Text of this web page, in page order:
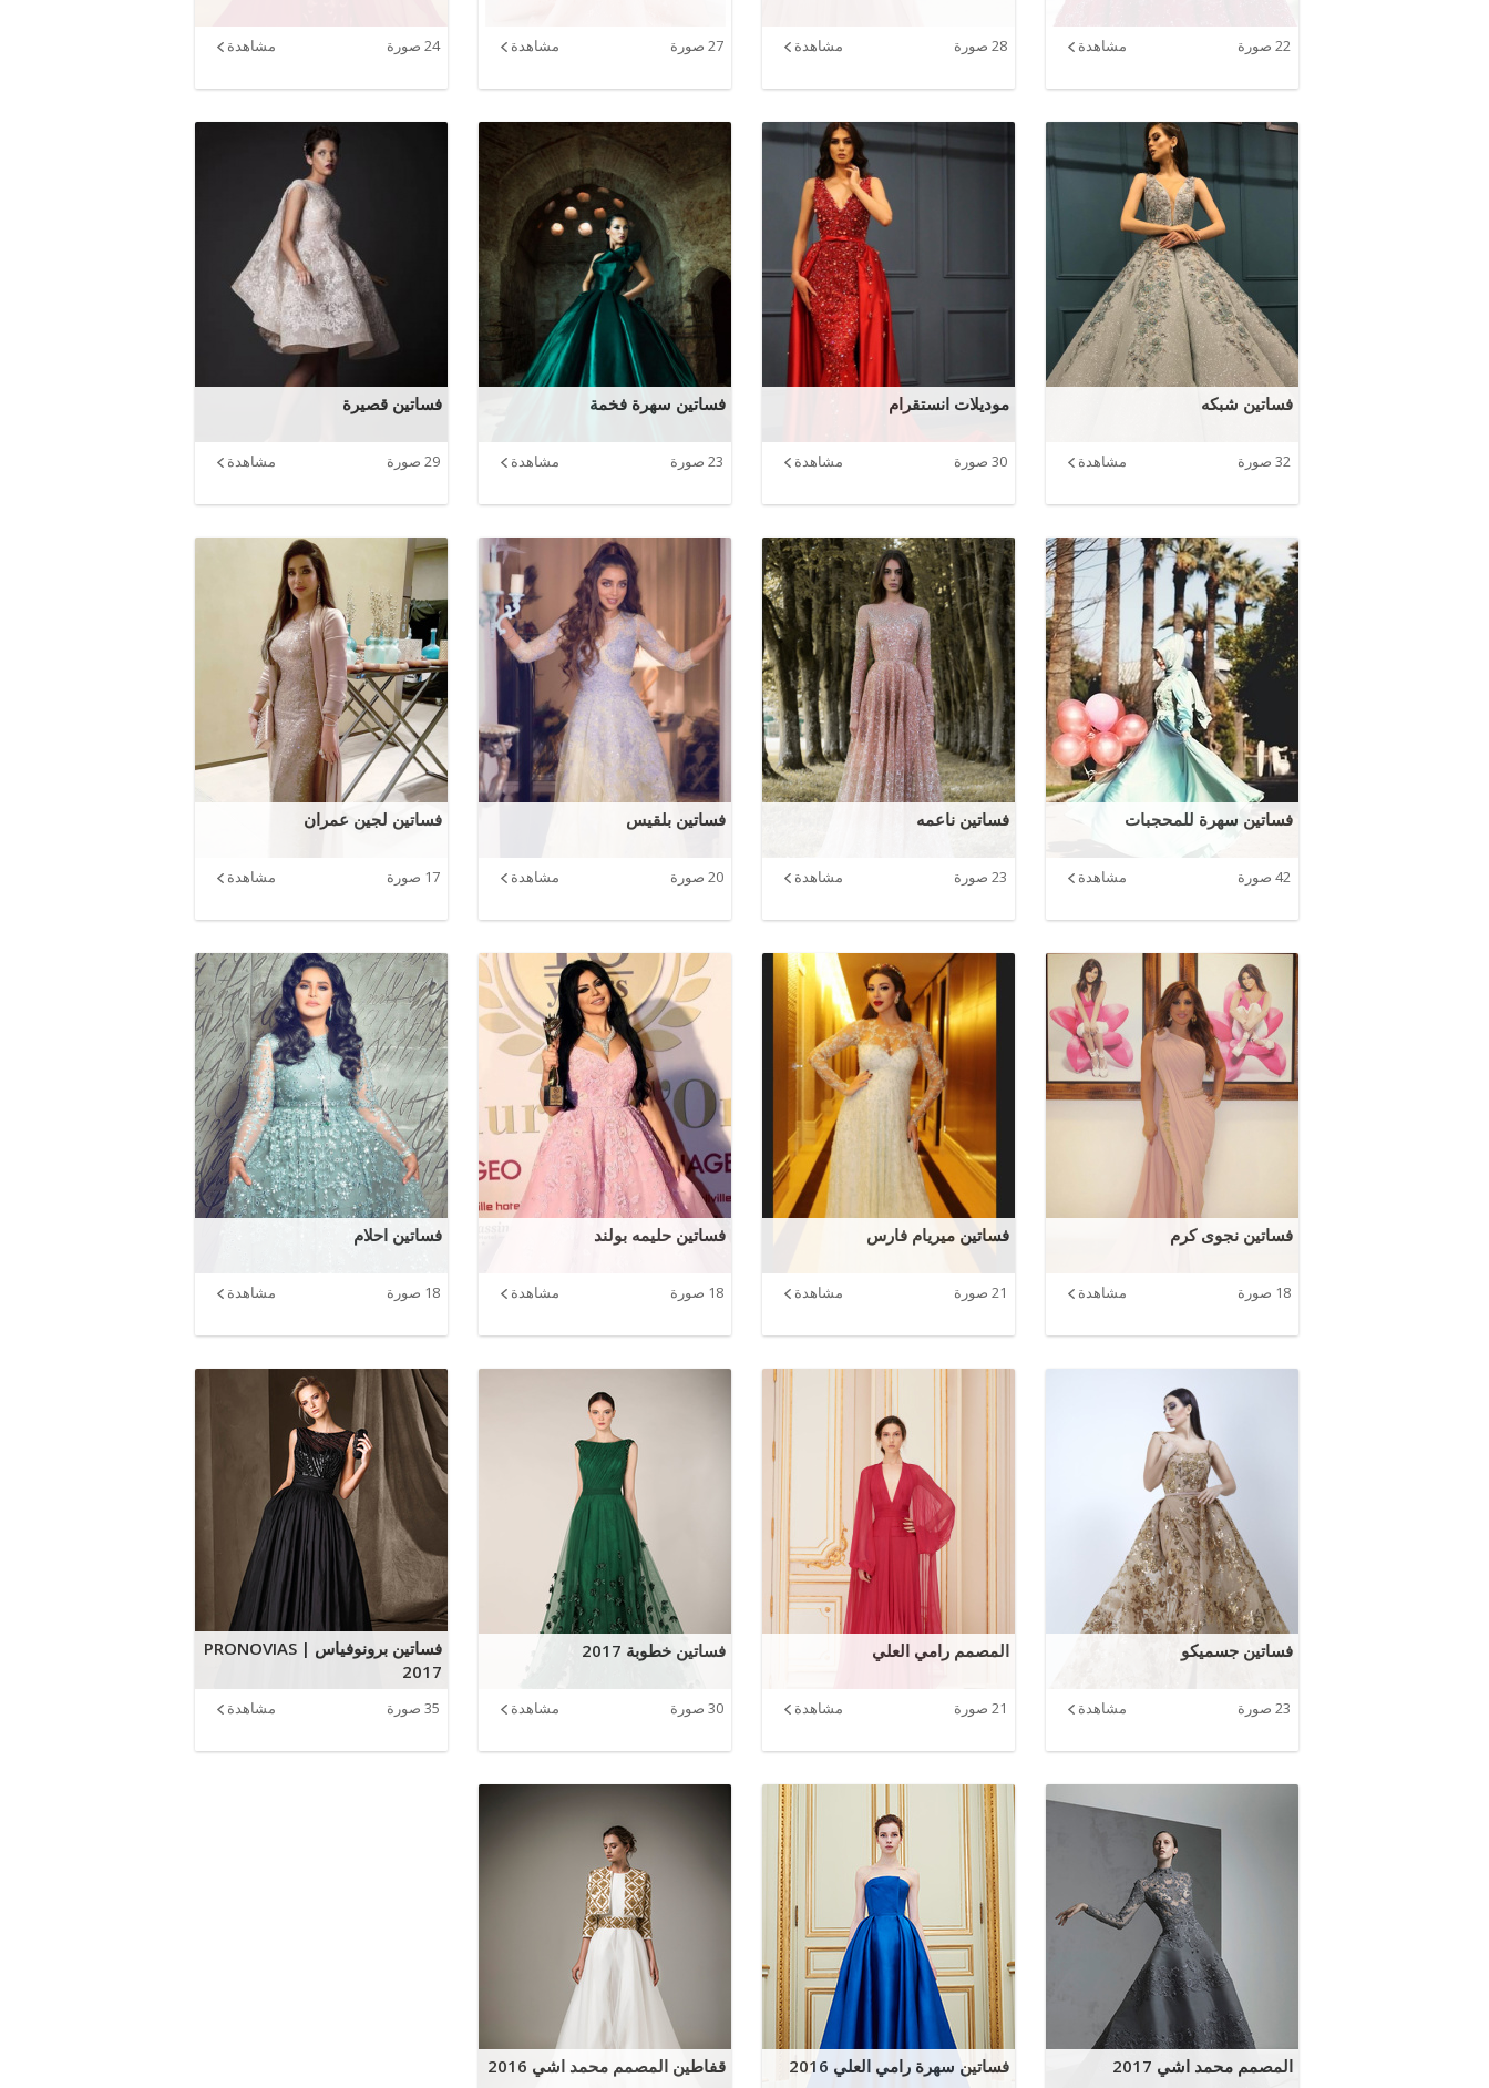
22 صورة مشاهدة 28 صورة مشاهدة 27 صورة مشاهدة 24 صورة مشاهدة
فساتين شبكه
32 صورة مشاهدة
موديلات انستقرام
30 صورة مشاهدة
فساتين سهرة فخمة
23 صورة مشاهدة
فساتين قصيرة
29 صورة مشاهدة
فساتين سهرة للمحجبات
42 صورة مشاهدة
فساتين ناعمه
23 صورة مشاهدة
فساتين بلقيس
20 صورة مشاهدة
فساتين لجين عمران
17 صورة مشاهدة
فساتين نجوى كرم
18 صورة مشاهدة
فساتين ميريام فارس
21 صورة مشاهدة
فساتين حليمه بولند
18 صورة مشاهدة
فساتين احلام
18 صورة مشاهدة
فساتين جسميكو
23 صورة مشاهدة
المصمم رامي العلي
21 صورة مشاهدة
فساتين خطوبة 2017
30 صورة مشاهدة
فساتين برونوفياس | PRONOVIAS
2017
35 صورة مشاهدة
المصمم محمد اشي 2017 فساتين سهرة رامي العلي 2016 قفاطين المصمم محمد اشي 2016